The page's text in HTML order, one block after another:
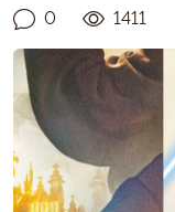
0 1411